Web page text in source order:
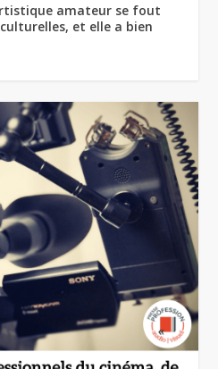
amateur se fout
et elle a bien